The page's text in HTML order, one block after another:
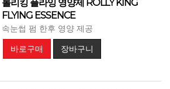
롤리킹 플라잉 영양제 ROLLY KING
FLYING ESSENCE
속눈썹 펌 한후 영양 제공
바로구매
장바구니